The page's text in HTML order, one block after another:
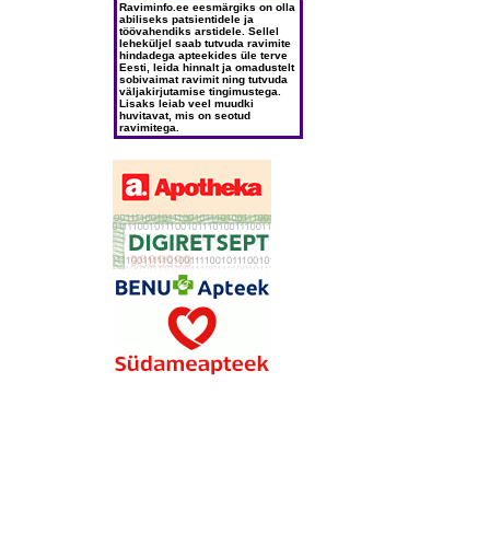
Raviminfo.ee eesmärgiks on olla
abiliseks patsientidele ja
töövahendiks arstidele. Sellel
leheküljel saab tutvuda ravimite
hindadega apteekides üle terve
Eesti, leida hinnalt ja omadustelt
sobivaimat ravimit ning tutvuda
väljakirjutamise tingimustega.
Lisaks leiab veel muudki
huvitavat, mis on seotud
ravimitega.